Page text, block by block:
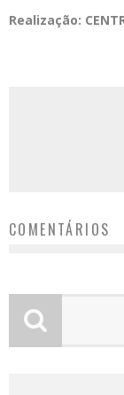
Realização:
COMENTÁRIOS